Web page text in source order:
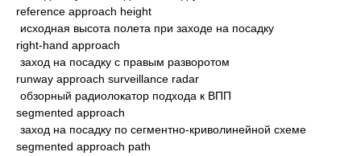
reference approach height
исходная высота полета при заходе на посадку
right-hand approach
заход на посадку с правым разворотом
runway approach surveillance radar
обзорный радиолокатор подхода к ВПП
segmented approach
заход на посадку по сегментно-криволинейной схеме
segmented approach path